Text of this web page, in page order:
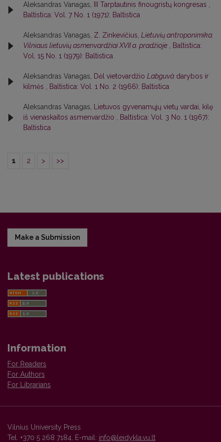
Aleksandras Vanagas, III Tarptautinis finougristų kongresas ,
Baltistica: Vol. 7 No. 1 (1971): Baltistica
Aleksandras Vanagas, Z. Zinkevičius, Lietuvių antroponimika.
Vilniaus lietuvių asmenvardžiai XVII a. pradžioje , Baltistica:
Vol. 15 No. 1 (1979): Baltistica
Aleksandras Vanagas, Dėl vietovardžio Labguvà darybos ir
kilmės , Baltistica: Vol. 1 No. 2 (1966): Baltistica
Aleksandras Vanagas, Lietuvos gyvenamųjų vietų vardai, kilę
iš vienaskaitos asmenvardžio , Baltistica: Vol. 3 No. 1 (1967):
Baltistica
1 2 > >>
Make a Submission
Latest publications
Information
For Readers
For Authors
For Librarians
Vilnius University Press
Tel. +370 5 268 7184, E-mail: info@leidykla.vu.lt